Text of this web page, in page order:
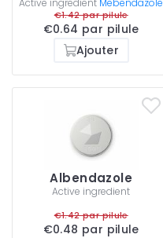
€1.42 par pilule
€0.64 par pilule
Ajouter
Albendazole
Active ingredient
€1.42 par pilule
€0.48 par pilule